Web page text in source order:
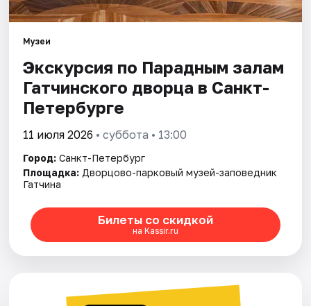
Музеи
Экскурсия по Парадным залам
Гатчинского дворца в Санкт-
Петербурге
11 июля 2026 • суббота • 13:00
Город: Санкт-Петербург
Площадка: Дворцово-парковый музей-заповедник
Гатчина
Билеты со скидкой
на Kassir.ru